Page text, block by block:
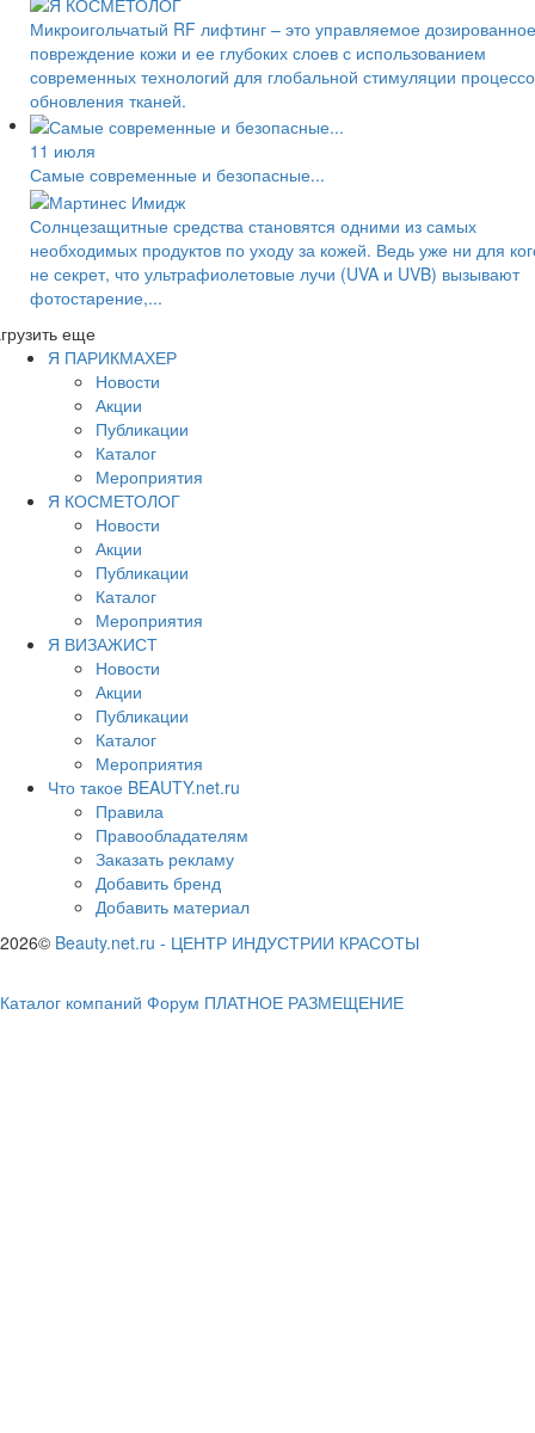
Микроигольчатый RF лифтинг – это управляемое дозированное
повреждение кожи и ее глубоких слоев с использованием
современных технологий для глобальной стимуляции
обновления тканей.
11 июля
Самые современные и безопасные...
Солнцезащитные средства становятся одними из самых
необходимых продуктов по уходу за кожей. Ведь уже ни для
не секрет, что ультрафиолетовые лучи (UVA и UVB) вызывают
фотостарение,...
еще
Я ПАРИКМАХЕР
Новости
Акции
Публикации
Каталог
Мероприятия
Я КОСМЕТОЛОГ
Новости
Акции
Публикации
Каталог
Мероприятия
Я ВИЗАЖИСТ
Новости
Акции
Публикации
Каталог
Мероприятия
Что такое BEAUTY.net.ru
Правила
Правообладателям
Заказать рекламу
Добавить бренд
Добавить материал
2026© Beauty.net.ru - ЦЕНТР ИНДУСТРИИ КРАСОТЫ
Каталог компаний Форум ПЛАТНОЕ РАЗМЕЩЕНИЕ